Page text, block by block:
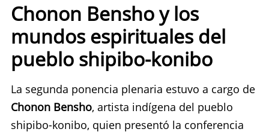
Chonon Bensho y los
mundos espirituales del
pueblo shipibo-konibo
La segunda ponencia plenaria estuvo a cargo de
Chonon Bensho, artista indígena del pueblo
shipibo-konibo, quien presentó la conferencia